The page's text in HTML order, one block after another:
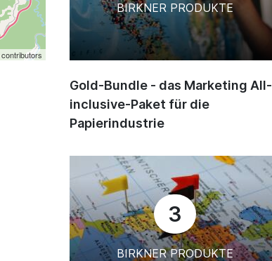
contributors
BIRKNER PRODUKTE
Gold-Bundle - das Marketing All-
inclusive-Paket für die
Papierindustrie
3
BIRKNER PRODUKTE